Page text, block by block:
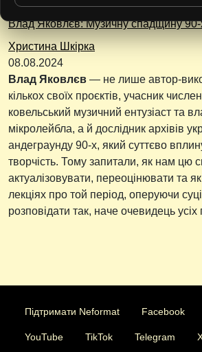
Влад Яковлєв: Музичну спадщину 90-
Христина Шкірка
08.08.2024
Влад Яковлєв — не лише автор-
кількох своїх проєктів, учасник
ковельський музичний ентузіаст та
мікролейбла, а й дослідник архівів
андеграунду 90-х, який суттєво
творчість. Тому запитали, як нам цю
актуалізовувати, переоцінювати та
лекціях про той період, оперуючи
розповідати так, наче очевидець усіх
Підтримати Neformat Facebook
YouTube TikTok Telegram